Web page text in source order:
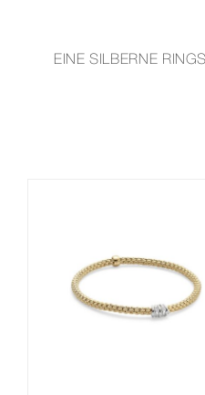
EINE SILBERNE